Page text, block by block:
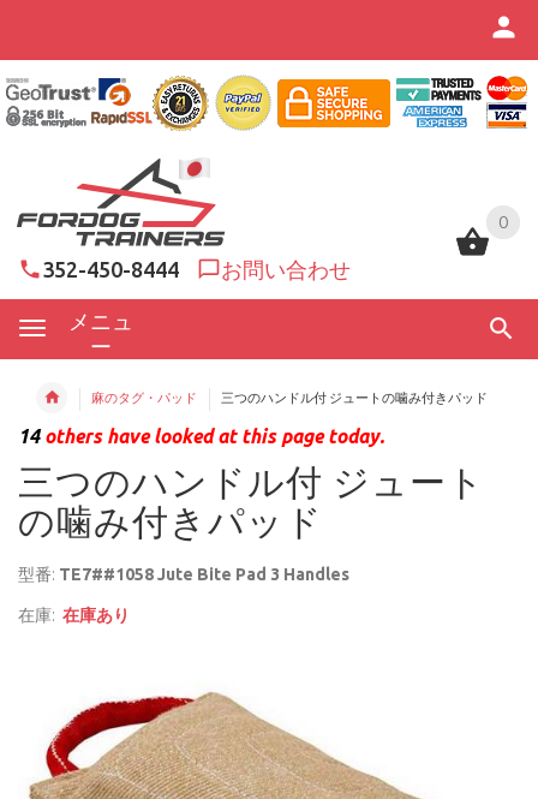
0
352-450-8444 お問い合わせ
メニュ
ー
0
麻のタグ・パッド 三つのハンドル付 ジュートの噛み付きパッド
14others have looked at this page today.
三つのハンドル付 ジュート
の噛み付きパッド
型番: TE7##1058 Jute Bite Pad 3 Handles
在庫: 在庫あり